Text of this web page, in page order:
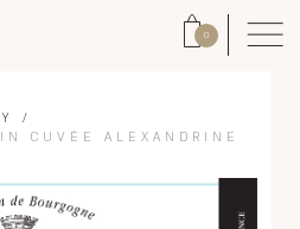
0
/
CUVÉE ALEXANDRINE